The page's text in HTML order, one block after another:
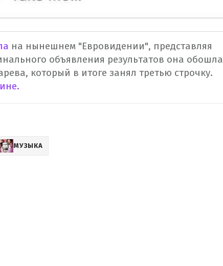
на нынешнем "Евровидении", представляя
объявления результатов она обошла
который в итоге занял третью строчку.
МУЗЫКА